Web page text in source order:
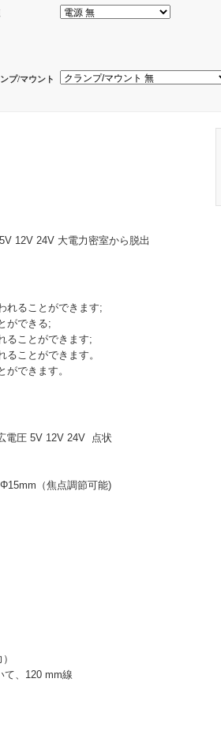
プ/マウント
12V 24V 大電力密室から脱出
れることができます;
ができる;
ることができます;
ことができます。
できます。
電圧 5V 12V 24V 点状
（焦点調節可能)
て、120 mm線